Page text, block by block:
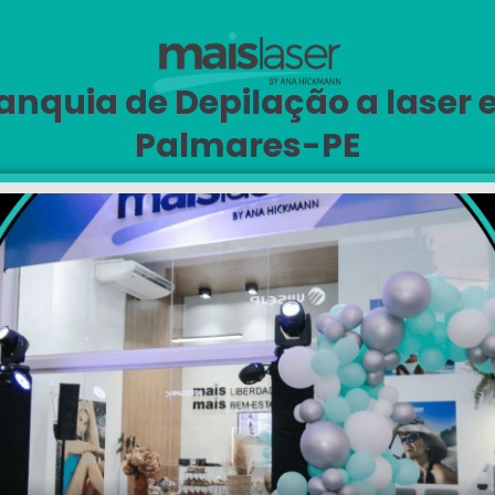
de Depilação a laser
Palmares-PE